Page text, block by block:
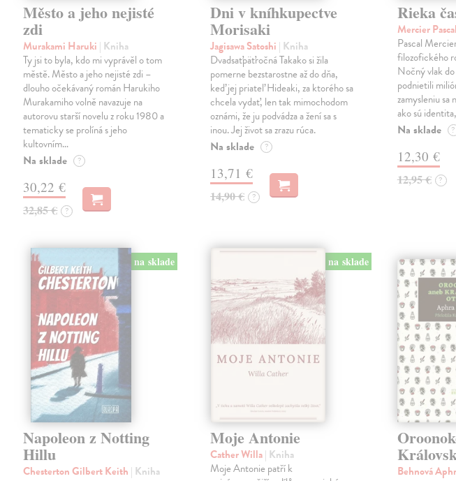
Město a jeho nejisté
zdi
Murakami Haruki | Kniha
Ty jsi to byla, kdo mi vyprávěl o tom
městě. Město a jeho nejisté zdi –
dlouho očekávaný román Harukiho
Murakamiho volně navazuje na
autorovu starší novelu z roku 1980 a
tematicky se prolíná s jeho
kultovním…
Na sklade ?
30,22 €
32,85 € ?
Dni v kníhkupectve
Morisaki
Jagisawa Satoshi | Kniha
Dvadsaťpäťročná Takako si žila
pomerne bezstarostne až do dňa,
keď jej priateľ Hideaki, za ktorého sa
chcela vydať, len tak mimochodom
oznámi, že ju podvádza a žení sa s
inou. Jej život sa zrazu rúca.
Na sklade ?
13,71 €
14,90 € ?
Rieka
Mercier Pascal
Pascal
filozofického
Nočný vlak do
podnietili
zamysleniu
ako sú
Na sklade ?
12,30 €
12,95 € ?
na sklade
Napoleon z Notting
Hillu
Chesterton Gilbert Keith | Kniha
na sklade
Moje Antonie
Cather Willa| Kniha
Moje Antonie patří k
Behnová